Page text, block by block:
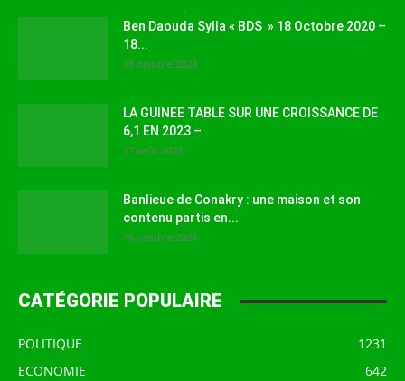
Ben Daouda Sylla « BDS » 18 Octobre 2020 –
18...
18 octobre 2024
LA GUINEE TABLE SUR UNE CROISSANCE DE
6,1 EN 2023 –
17 août 2023
Banlieue de Conakry : une maison et son
contenu partis en...
16 octobre 2024
CATÉGORIE POPULAIRE
POLITIQUE
1231
ECONOMIE
642